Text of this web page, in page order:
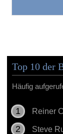
Top 10 der
Häufig
Reiner
Steve